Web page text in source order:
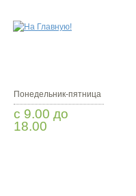
Понедельник-пятница
с 9.00 до
18.00